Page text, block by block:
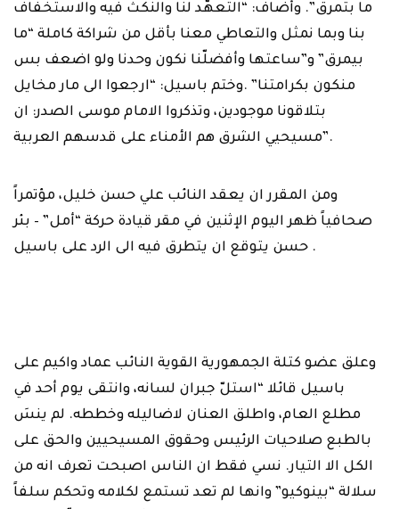
ما بتمرق”. وأضاف: “التعهّد لنا والنكث فيه والاستخفاف
بنا وبما نمثل ‏والتعاطي معنا بأقل من شراكة كاملة “ما
بيمرق” و”ساعتها وأفضلّنا نكون وحدنا ولو ‏اضعف بس
منكون بكرامتنا” .وختم باسيل: “ارجعوا الى مار مخايل
بتلاقونا موجودين، ‏وتذكروا الامام موسى الصدر: ان
مسيحيي الشرق هم الأمناء على قدسهم العربية‎”.‎
ومن المقرر ان يعقد النائب علي حسن خليل، مؤتمراً
صحافياً ظهر اليوم الإثنين في مقر ‏قيادة حركة “أمل” – بئر
حسن يتوقع ان يتطرق فيه الى الرد على باسيل‎ .‎
وعلق عضو كتلة الجمهورية القوية النائب عماد واكيم على
باسيل قائلا “استلّ جبران لسانه، ‏وانتقى يوم أحد في
مطلع العام، واطلق العنان لاضاليله وخططه. لم ينسَ
بالطبع ‏صلاحيات الرئيس وحقوق المسيحيين والحق على
الكل الا التيار. نسي فقط ان الناس ‏اصبحت تعرف انه من
سلالة “بينوكيو” وانها لم تعد تستمع لكلامه وتحكم سلفاً